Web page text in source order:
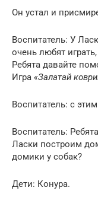
Он устал и
Воспитатель: У
очень любят
Ребята давайте
Игра «Залатай
Воспитатель: с
Воспитатель:
Ласки построим
домики у собак?
Дети: Конура.